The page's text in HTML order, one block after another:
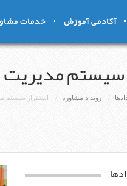
آکادمی آموزش خدمات
سیستم
رویداد مشاوره استقرار سیستم